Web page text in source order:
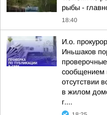
рыбы -
18:40
И.о.
Иньшаков
отсутствии
в жилом
г....